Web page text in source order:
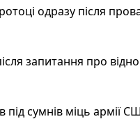
одразу після
запитання про
сумнів міць армії